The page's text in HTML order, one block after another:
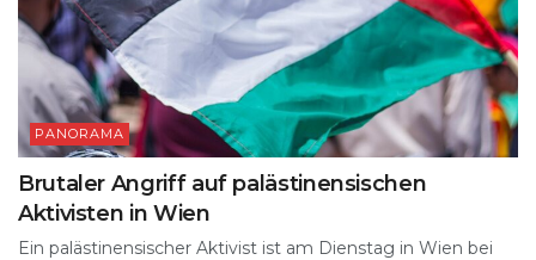
PANORAMA
Brutaler Angriff auf palästinensischen
Aktivisten in Wien
Ein palästinensischer Aktivist ist am Dienstag in Wien bei